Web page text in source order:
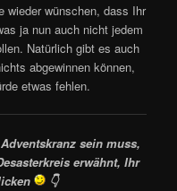
wieder wünschen, dass Ihr
ja nun auch nicht jedem
Natürlich gibt es auch
abgewinnen können,
etwas fehlen.
sein muss,
erwähnt, Ihr
👇